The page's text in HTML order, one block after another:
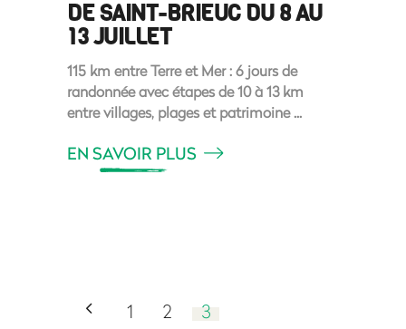
DE SAINT-BRIEUC DU 8 AU
13 JUILLET
115 km entre Terre et Mer : 6 jours de
randonnée avec étapes de 10 à 13 km
entre villages, plages et patrimoine
EN SAVOIR PLUS
1 2 3